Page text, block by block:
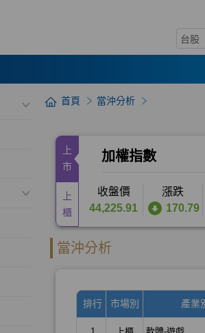
台股
首頁 當沖分析